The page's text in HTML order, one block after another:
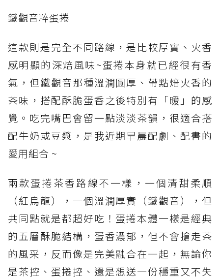
鐵觀音粹蛋捲
這款則是完全不同路線，是比較厚實、火香
感明顯的深焙風味~蛋捲本身就已經很有香
氣，但鐵觀音那種溫潤圓厚、帶點焙火香的
茶味，搭配酥脆蛋香之後特別有「暖」的感
覺。吃完嘴巴會留一點淡淡茶韻，很適合搭
配牛奶或豆漿，是我近期早晨配劇、配書的
愛用組合 ~
兩款蛋捲茶香路線不一樣，一個清甜柔順
（紅烏龍），一個溫潤厚實（鐵觀音），但
共同點就是都超好吃！蛋捲本體一樣是經典
的五層酥脆結構，蛋香濃郁，但不會搶走茶
的風采，反而像是完美融合在一起，無論你
是茶控、蛋捲控、還是想送一份穩重又不失